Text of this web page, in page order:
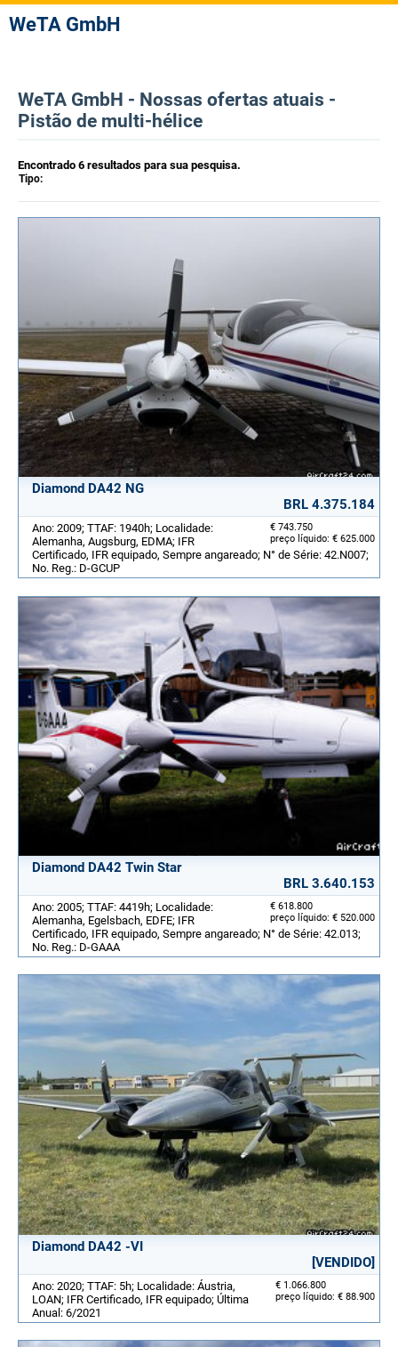
WeTA GmbH
WeTA GmbH - Nossas ofertas atuais -
Pistão de multi-hélice
Encontrado 6 resultados para sua pesquisa.
Tipo:
Diamond DA42 NG
BRL 4.375.184
€ 743.750
preço líquido: € 625.000
Ano: 2009; TTAF: 1940h; Localidade:
Alemanha, Augsburg, EDMA; IFR
Certificado, IFR equipado, Sempre angareado; N° de Série: 42.N007;
No. Reg.: D-GCUP
Diamond DA42 Twin Star
BRL 3.640.153
€ 618.800
preço líquido: € 520.000
Ano: 2005; TTAF: 4419h; Localidade:
Alemanha, Egelsbach, EDFE; IFR
Certificado, IFR equipado, Sempre angareado; N° de Série: 42.013;
No. Reg.: D-GAAA
Diamond DA42 -VI
[VENDIDO]
€ 1.066.800
preço líquido: € 88.900
Ano: 2020; TTAF: 5h; Localidade: Áustria,
LOAN; IFR Certificado, IFR equipado; Última
Anual: 6/2021